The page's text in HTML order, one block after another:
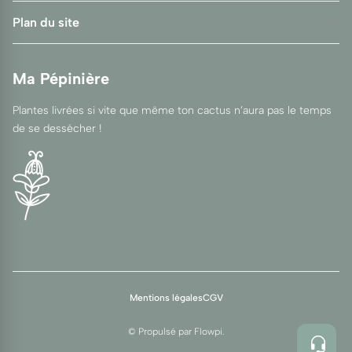
Plan du site
Ma Pépinière
Plantes livrées si vite que même ton cactus n’aura pas le temps
de se dessécher !
Mentions légalesCGV
© Propulsé par Flowpi.